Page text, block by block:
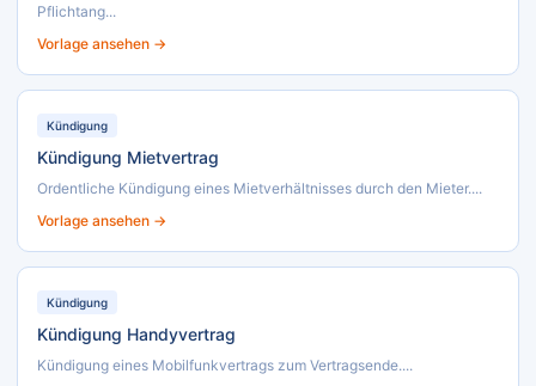
Pflichtang...
Vorlage ansehen →
Kündigung
Kündigung Mietvertrag
Ordentliche Kündigung eines Mietverhältnisses durch den Mieter....
Vorlage ansehen →
Kündigung
Kündigung Handyvertrag
Kündigung eines Mobilfunkvertrags zum Vertragsende....